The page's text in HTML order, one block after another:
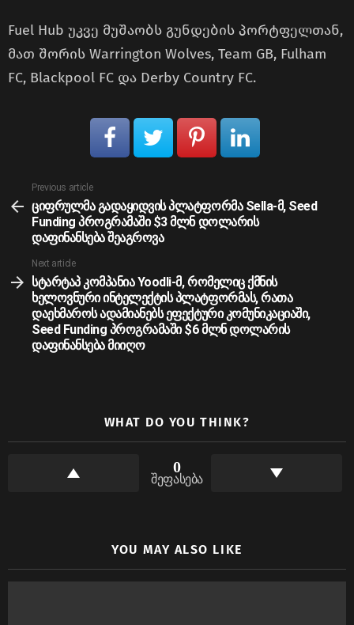
Fuel Hub უკვე მუშაობს გუნდების პორტფელთან,
მათ შორის Warrington Wolves, Team GB, Fulham
FC, Blackpool FC და Derby Country FC.
more
Previous article
ციფრულმა გადაყიდვის პლატფორმა Sella-მ, Seed
Funding პროგრამაში $3 მლნ დოლარის
დაფინანსება შეაგროვა
Next article
სტარტაპ კომპანია Yoodli-მ, რომელიც ქმნის
ხელოვნური ინტელექტის პლატფორმას, რათა
დაეხმაროს ადამიანებს ეფექტური კომუნიკაციაში,
Seed Funding პროგრამაში $6 მლნ დოლარის
დაფინანსება მიიღო
WHAT DO YOU THINK?
0
შეფასება
YOU MAY ALSO LIKE